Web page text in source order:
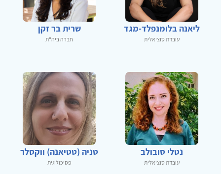
ליאנה בלומנפלד-מגד
עובדת סוציאלית
שרית בר זקן
חברה ביה"ת
נטלי סובולב
עובדת סוציאלית
טניה (טטיאנה) ווקסלר
פסיכולוגית